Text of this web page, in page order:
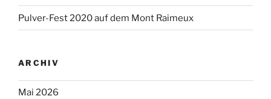
Pulver-Fest 2020 auf dem Mont Raimeux
ARCHIV
Mai 2026